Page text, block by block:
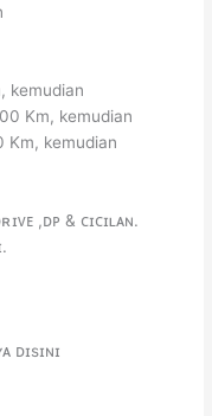
kemudian
Km, kemudian
Km, kemudian
,ᴅᴘ & ᴄɪᴄɪʟᴀɴ.
ᴅɪsɪɴɪ